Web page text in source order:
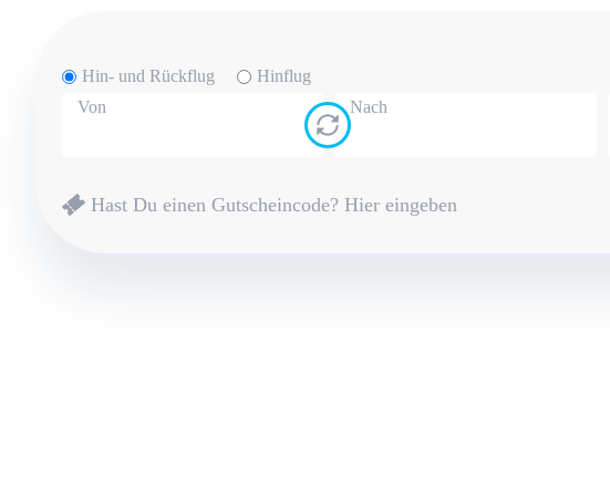
Hin- und Rückflug
Hinflug
Von
Nach
Hast Du einen Gutscheincode? Hier eingeben